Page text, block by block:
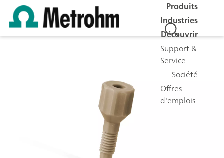
Produits
Industries
Découvrir
Support &
Service
Société
Offres
d'emplois